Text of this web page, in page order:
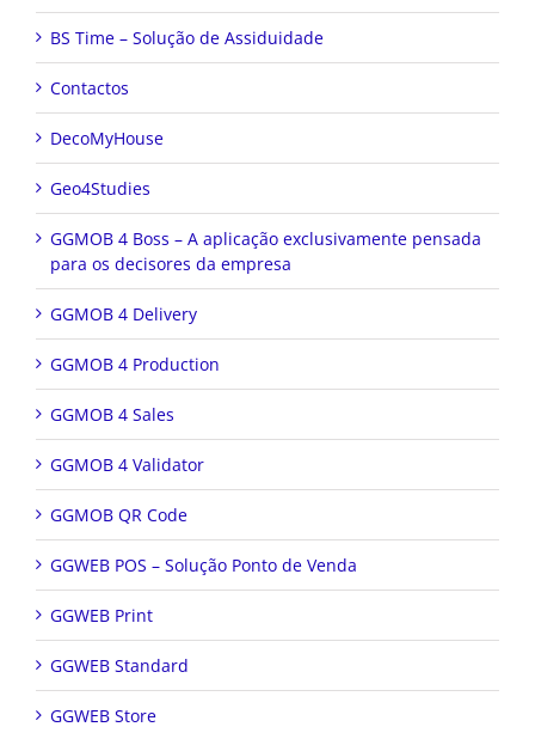
BS Time – Solução de Assiduidade
Contactos
DecoMyHouse
Geo4Studies
GGMOB 4 Boss – A aplicação exclusivamente pensada
para os decisores da empresa
GGMOB 4 Delivery
GGMOB 4 Production
GGMOB 4 Sales
GGMOB 4 Validator
GGMOB QR Code
GGWEB POS – Solução Ponto de Venda
GGWEB Print
GGWEB Standard
GGWEB Store